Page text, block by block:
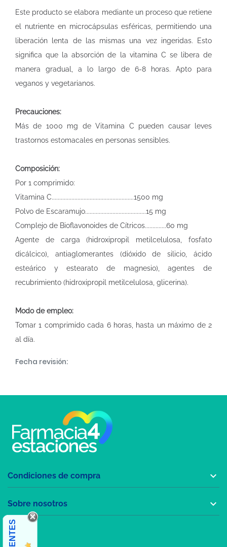
Este producto se elabora mediante un proceso que retiene
el nutriente en microcápsulas esféricas, permitiendo una
liberación lenta de las mismas una vez ingeridas. Esto
significa que la absorción de la vitamina C se libera de
manera gradual, a lo largo de 6-8 horas. Apto para
veganos y vegetarianos.
Precauciones:
Más de 1000 mg de Vitamina C pueden causar leves
trastornos estomacales en personas sensibles.
Composición:
Por 1 comprimido:
Vitamina C......................................................1500 mg
Polvo de Escaramujo........................................15 mg
Complejo de Bioflavonoides de Cítricos..............60 mg
Agente de carga (hidroxipropil metilcelulosa, fosfato
dicálcico), antiaglomerantes (dióxido de silicio, ácido
esteárico y estearato de magnesio), agentes de
recubrimiento (hidroxipropil metilcelulosa, glicerina).
Modo de empleo:
Tomar 1 comprimido cada 6 horas, hasta un máximo de 2
al día.
Fecha revisión:
Condiciones de compra 
Sobre nosotros 